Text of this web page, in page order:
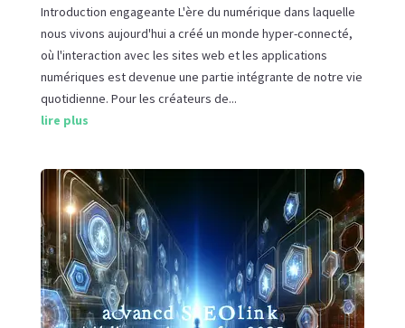
Introduction engageante L'ère du numérique dans laquelle
nous vivons aujourd'hui a créé un monde hyper-connecté,
où l'interaction avec les sites web et les applications
numériques est devenue une partie intégrante de notre vie
quotidienne. Pour les créateurs de...
lire plus